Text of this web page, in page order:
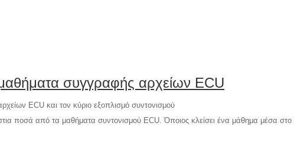
συγγραφής αρχείων ECU
ECU και τον κύριο εξοπλισμό συντονισμού
ποσά από τα μαθήματα συντονισμού ECU. Όποιος κλείσει ένα μάθημα μέσα στο